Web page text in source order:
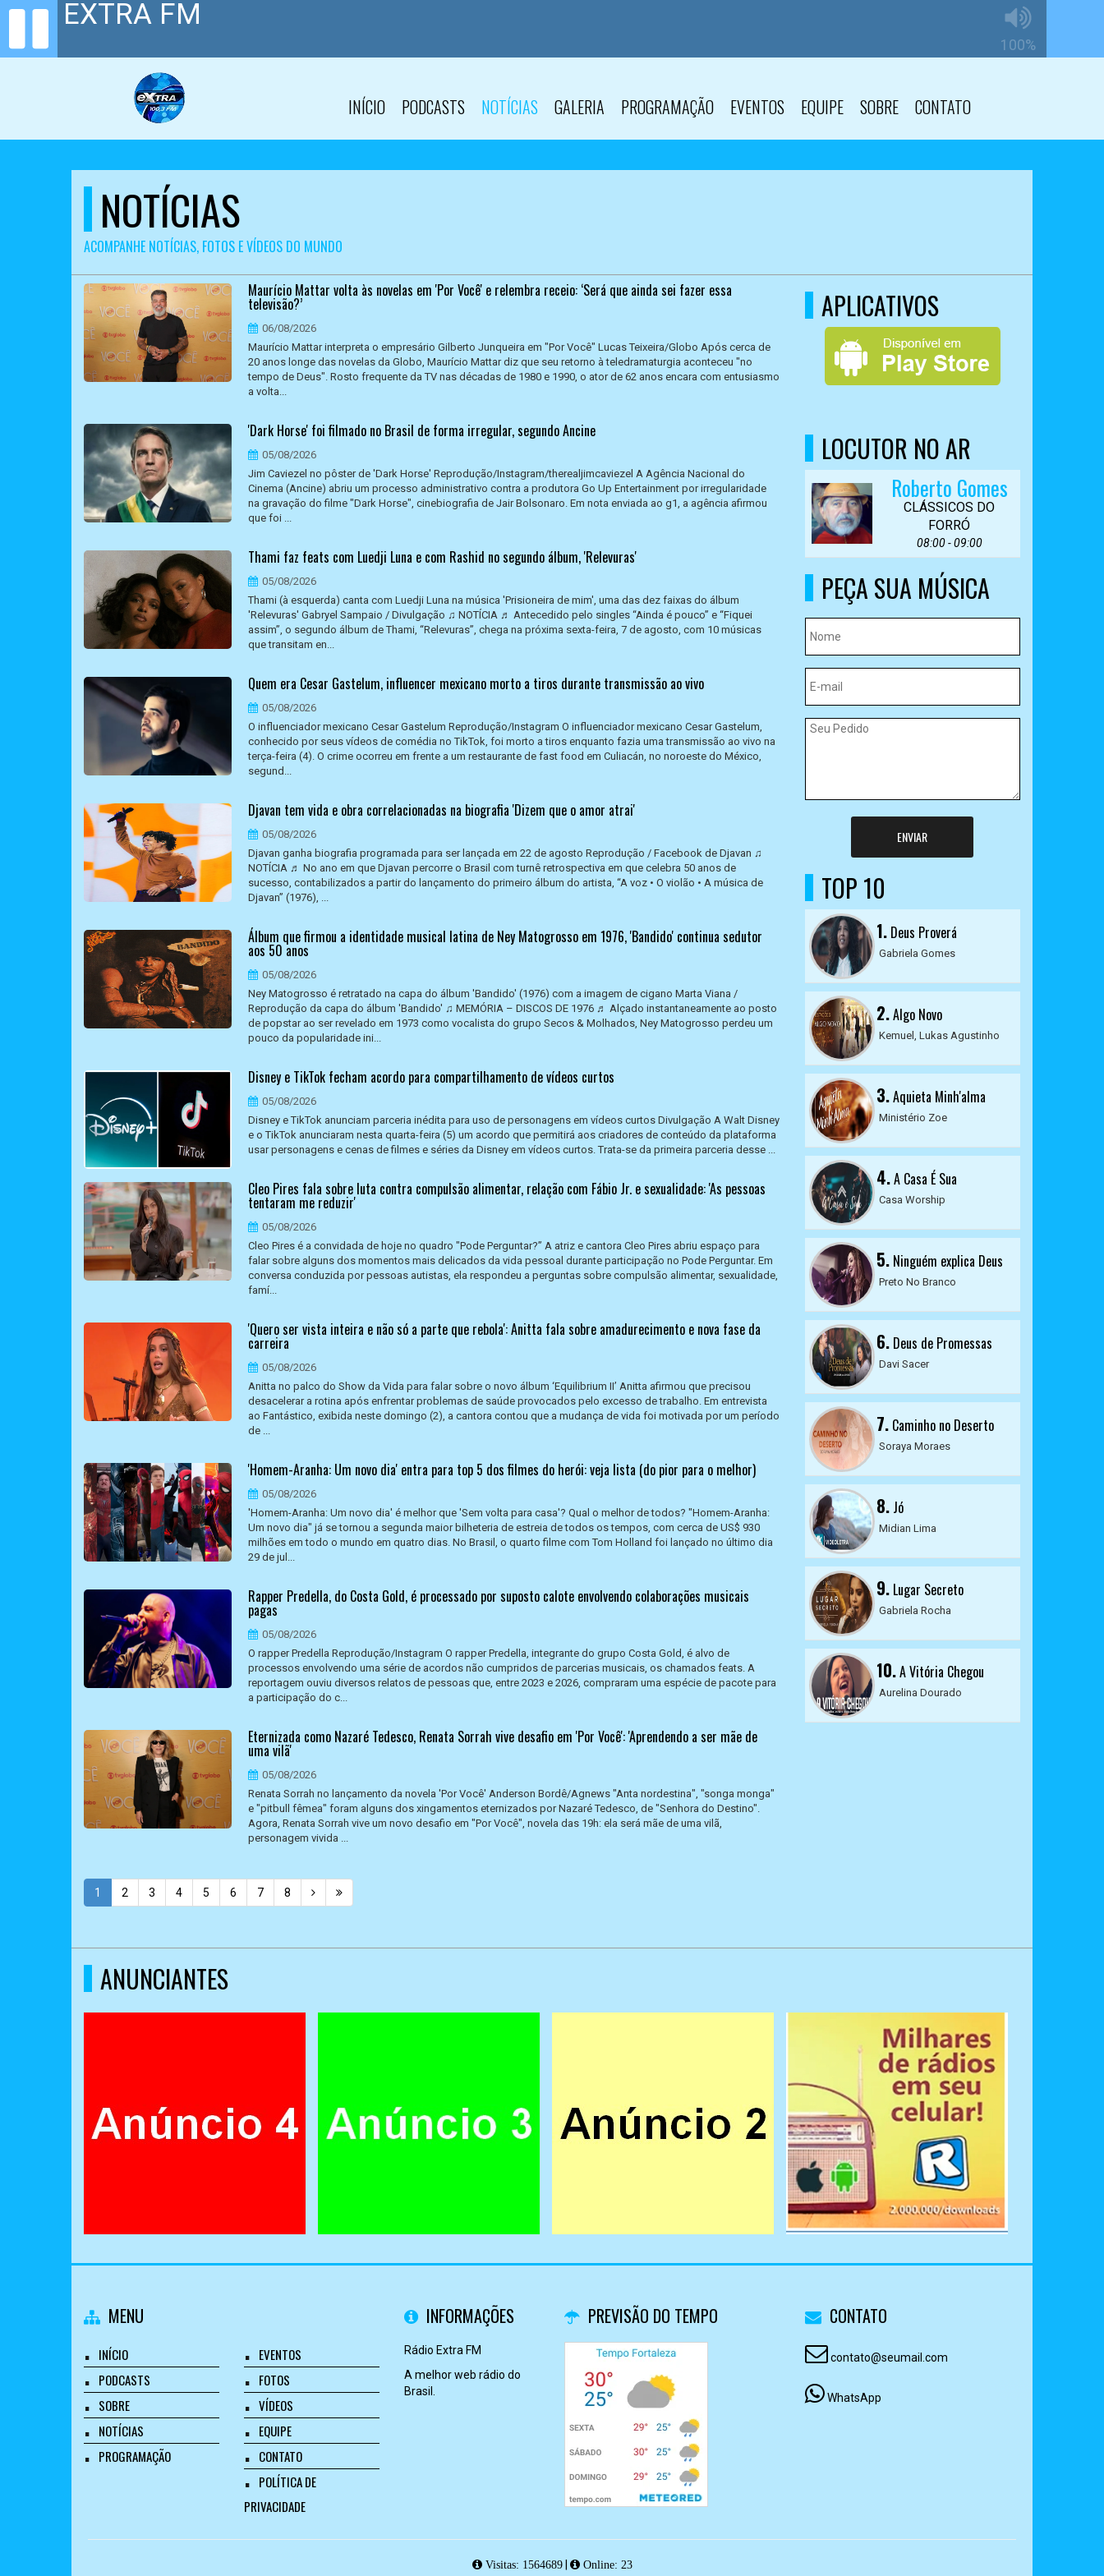
INÍCIO PODCASTS NOTÍCIAS GALERIA PROGRAMAÇÃO EVENTOS EQUIPE SOBRE CONTATO
NOTÍCIAS
ACOMPANHE NOTÍCIAS, FOTOS E VÍDEOS DO MUNDO
Maurício Mattar volta às novelas em 'Por Você' e relembra receio: ‘Será que ainda sei fazer essa
televisão?’
06/08/2026
Maurício Mattar interpreta o empresário Gilberto Junqueira em "Por Você" Lucas Teixeira/Globo Após cerca de
20 anos longe das novelas da Globo, Maurício Mattar diz que seu retorno à teledramaturgia aconteceu "no
tempo de Deus". Rosto frequente da TV nas décadas de 1980 e 1990, o ator de 62 anos encara com entusiasmo
a volta...
'Dark Horse' foi filmado no Brasil de forma irregular, segundo Ancine
05/08/2026
Jim Caviezel no pôster de 'Dark Horse' Reprodução/Instagram/therealjimcaviezel A Agência Nacional do
Cinema (Ancine) abriu um processo administrativo contra a produtora Go Up Entertainment por irregularidade
na gravação do filme "Dark Horse", cinebiografia de Jair Bolsonaro. Em nota enviada ao g1, a agência afirmou
que foi ...
Thami faz feats com Luedji Luna e com Rashid no segundo álbum, 'Relevuras'
05/08/2026
Thami (à esquerda) canta com Luedji Luna na música 'Prisioneira de mim', uma das dez faixas do álbum
'Relevuras' Gabryel Sampaio / Divulgação ♫ NOTÍCIA ♬ Antecedido pelo singles “Ainda é pouco” e “Fiquei
assim”, o segundo álbum de Thami, “Relevuras”, chega na próxima sexta-feira, 7 de agosto, com 10 músicas
que transitam en...
Quem era Cesar Gastelum, influencer mexicano morto a tiros durante transmissão ao vivo
05/08/2026
O influenciador mexicano Cesar Gastelum Reprodução/Instagram O influenciador mexicano Cesar Gastelum,
conhecido por seus vídeos de comédia no TikTok, foi morto a tiros enquanto fazia uma transmissão ao vivo na
terça-feira (4). O crime ocorreu em frente a um restaurante de fast food em Culiacán, no noroeste do México,
segund...
Djavan tem vida e obra correlacionadas na biografia 'Dizem que o amor atrai'
05/08/2026
Djavan ganha biografia programada para ser lançada em 22 de agosto Reprodução / Facebook de Djavan ♫
NOTÍCIA ♬ No ano em que Djavan percorre o Brasil com turnê retrospectiva em que celebra 50 anos de
sucesso, contabilizados a partir do lançamento do primeiro álbum do artista, “A voz • O violão • A música de
Djavan” (1976), ...
Álbum que firmou a identidade musical latina de Ney Matogrosso em 1976, 'Bandido' continua sedutor
aos 50 anos
05/08/2026
Ney Matogrosso é retratado na capa do álbum 'Bandido' (1976) com a imagem de cigano Marta Viana /
Reprodução da capa do álbum 'Bandido' ♫ MEMÓRIA – DISCOS DE 1976 ♬ Alçado instantaneamente ao posto
de popstar ao ser revelado em 1973 como vocalista do grupo Secos & Molhados, Ney Matogrosso perdeu um
pouco da popularidade ini...
Disney e TikTok fecham acordo para compartilhamento de vídeos curtos
05/08/2026
Disney e TikTok anunciam parceria inédita para uso de personagens em vídeos curtos Divulgação A Walt Disney
e o TikTok anunciaram nesta quarta-feira (5) um acordo que permitirá aos criadores de conteúdo da plataforma
usar personagens e cenas de filmes e séries da Disney em vídeos curtos. Trata-se da primeira parceria desse ...
Cleo Pires fala sobre luta contra compulsão alimentar, relação com Fábio Jr. e sexualidade: 'As pessoas
tentaram me reduzir'
05/08/2026
Cleo Pires é a convidada de hoje no quadro "Pode Perguntar?” A atriz e cantora Cleo Pires abriu espaço para
falar sobre alguns dos momentos mais delicados da vida pessoal durante participação no Pode Perguntar. Em
conversa conduzida por pessoas autistas, ela respondeu a perguntas sobre compulsão alimentar, sexualidade,
famí...
'Quero ser vista inteira e não só a parte que rebola': Anitta fala sobre amadurecimento e nova fase da
carreira
05/08/2026
Anitta no palco do Show da Vida para falar sobre o novo álbum ‘Equilibrium II’ Anitta afirmou que precisou
desacelerar a rotina após enfrentar problemas de saúde provocados pelo excesso de trabalho. Em entrevista
ao Fantástico, exibida neste domingo (2), a cantora contou que a mudança de vida foi motivada por um período
de ...
'Homem-Aranha: Um novo dia' entra para top 5 dos filmes do herói: veja lista (do pior para o melhor)
05/08/2026
'Homem-Aranha: Um novo dia' é melhor que 'Sem volta para casa'? Qual o melhor de todos? "Homem-Aranha:
Um novo dia" já se tornou a segunda maior bilheteria de estreia de todos os tempos, com cerca de US$ 930
milhões em todo o mundo em quatro dias. No Brasil, o quarto filme com Tom Holland foi lançado no último dia
29 de jul...
Rapper Predella, do Costa Gold, é processado por suposto calote envolvendo colaborações musicais
pagas
05/08/2026
O rapper Predella Reprodução/Instagram O rapper Predella, integrante do grupo Costa Gold, é alvo de
processos envolvendo uma série de acordos não cumpridos de parcerias musicais, os chamados feats. A
reportagem ouviu diversos relatos de pessoas que, entre 2023 e 2026, compraram uma espécie de pacote para
a participação do c...
Eternizada como Nazaré Tedesco, Renata Sorrah vive desafio em 'Por Você': 'Aprendendo a ser mãe de
uma vilã'
05/08/2026
Renata Sorrah no lançamento da novela 'Por Você' Anderson Bordê/Agnews "Anta nordestina", "songa monga"
e "pitbull fêmea" foram alguns dos xingamentos eternizados por Nazaré Tedesco, de "Senhora do Destino".
Agora, Renata Sorrah vive um novo desafio em "Por Você", novela das 19h: ela será mãe de uma vilã,
personagem vivida ...
1 2 3 4 5 6 7 8
APLICATIVOS
LOCUTOR NO AR
Roberto Gomes
CLÁSSICOS DO
FORRÓ
08:00 - 09:00
PEÇA SUA MÚSICA
ENVIAR
TOP 10
1.Deus Proverá
Gabriela Gomes
2.Algo Novo
Kemuel, Lukas Agustinho
3.Aquieta Minh'alma
Ministério Zoe
4.A Casa É Sua
Casa Worship
5.Ninguém explica Deus
Preto No Branco
6.Deus de Promessas
Davi Sacer
7.Caminho no Deserto
Soraya Moraes
8.Jó
Midian Lima
9.Lugar Secreto
Gabriela Rocha
10.A Vitória Chegou
Aurelina Dourado
ANUNCIANTES
MENU
INÍCIO
PODCASTS
SOBRE
NOTÍCIAS
PROGRAMAÇÃO
EVENTOS
FOTOS
VÍDEOS
EQUIPE
CONTATO
POLÍTICA DE
PRIVACIDADE
INFORMAÇÕES
Rádio Extra FM
A melhor web rádio do
Brasil.
PREVISÃO DO TEMPO CONTATO
contato@seumail.com
WhatsApp
Visitas: 1564689| Online: 23